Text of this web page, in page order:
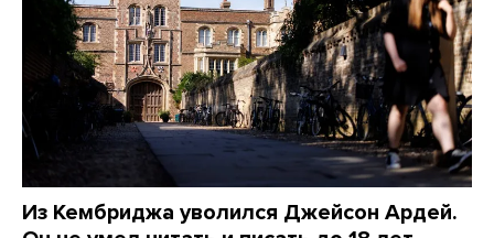
Из Кембриджа уволился Джейсон Ардей.